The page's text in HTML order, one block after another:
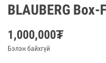
BLAUBERG Box-
1,000,000₮
Бэлэн байхгүй